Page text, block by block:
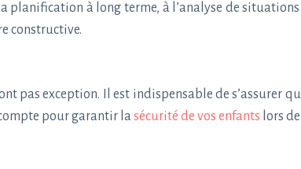
à long terme, à l’analyse de
constructive.
pas exception. Il est indispensable de s’assurer
pour garantir lasécurité de vos enfants lors